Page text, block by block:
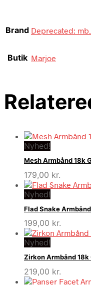
Brand Deprecated:
Butik Marjoe
Nyhed!
Mesh Armbånd 18k
179,00 kr.
Nyhed!
Flad Snake
199,00 kr.
Nyhed!
Zirkon Armbånd
219,00 kr.